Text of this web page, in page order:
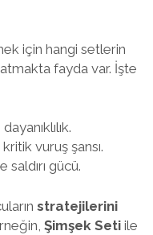
için hangi setlerin
fayda var. İşte
kritik vuruş şansı.
saldırı gücü.
stratejilerini
Şimşek Setiile